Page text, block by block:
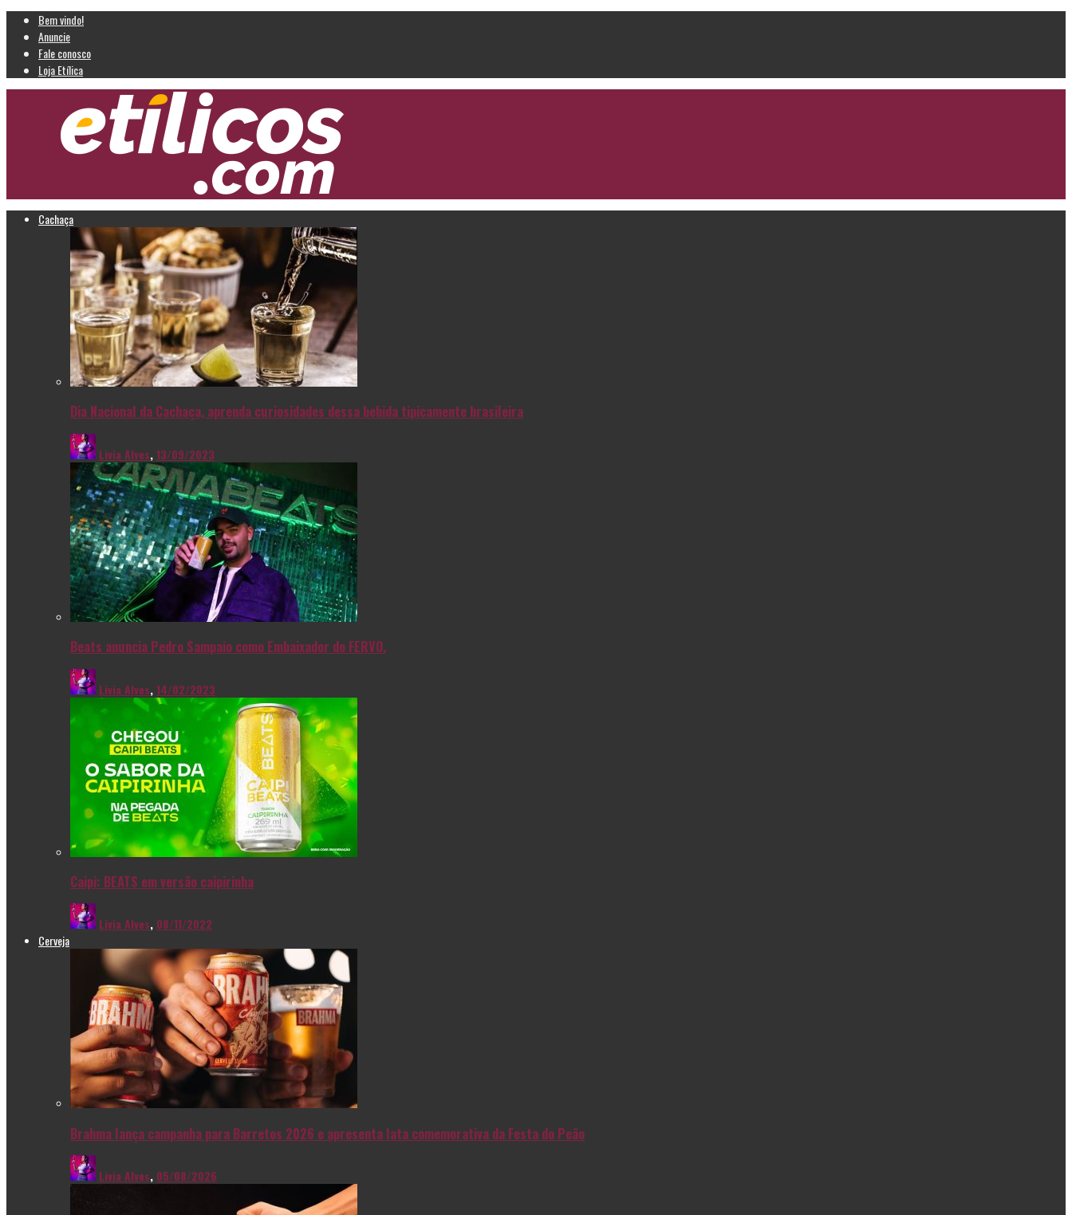
Bem vindo!
Anuncie
Fale conosco
Loja Etílica
Cachaça
Dia Nacional da Cachaça, aprenda curiosidades dessa bebida tipicamente brasileira
Livia Alves,13/09/2023
Beats anuncia Pedro Sampaio como Embaixador do FERVO.
Livia Alves,14/02/2023
Caipi: BEATS em versão caipirinha
Livia Alves, 08/11/2022
Cerveja
Brahma lança campanha para Barretos 2026 e apresenta lata comemorativa da Festa do Peão
Livia Alves, 05/08/2026